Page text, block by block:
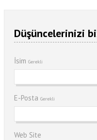
Düşüncelerinizi
İsim Gerekli
E-Posta Gerekli
Web Site